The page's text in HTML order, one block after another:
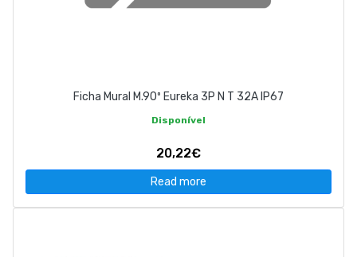
Ficha Mural M.90º Eureka 3P N T 32A IP67
Disponível
20,22€
Read more